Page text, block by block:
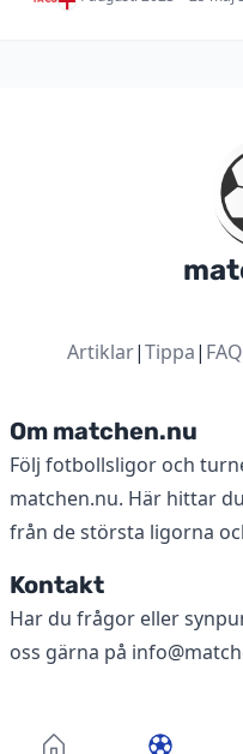
Artiklar|Tippa| FAQ
Om matchen.nu
Följ fotbollsligor och
matchen.nu. Här hittar
från de största ligorna
Kontakt
Har du frågor eller
oss gärna på